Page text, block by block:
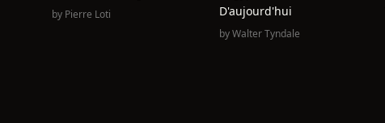
by Pierre Loti
D'aujourd'hui
byWalter Tyndale